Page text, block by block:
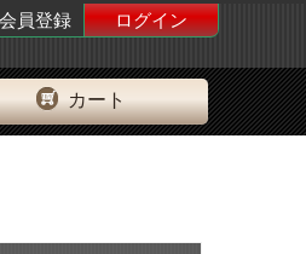
員登録
ログイン
カート